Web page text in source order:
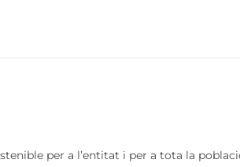
per a l’entitat i per a tota la